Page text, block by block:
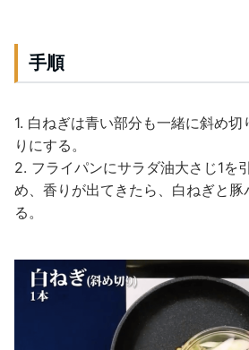
手順
1. 白ねぎは青い部分も一緒に斜め
りにする。
2. フライパンにサラダ油大さじ1を
め、香りが出てきたら、白ねぎと豚
る。